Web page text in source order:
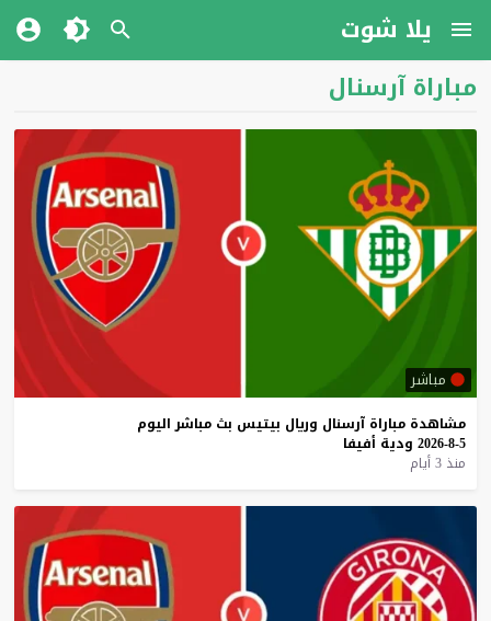
يلا شوت
مباراة آرسنال
مباشر
مشاهدة مباراة آرسنال وريال بيتيس بث مباشر اليوم
5-8-2026
ودية أفيفا
منذ 3 أيام